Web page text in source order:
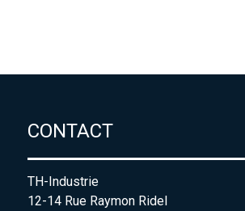
CONTACT
TH-Industrie
12-14 Rue Raymon Ridel